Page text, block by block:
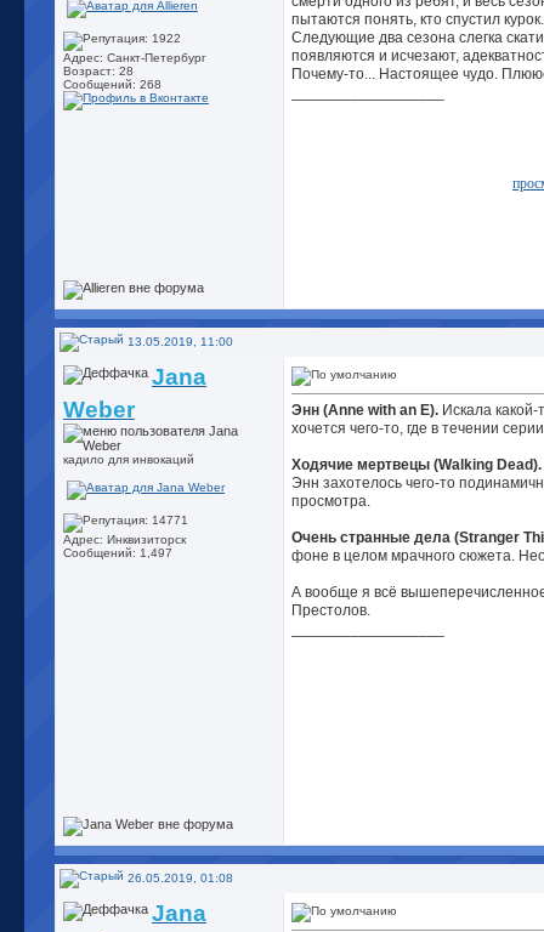
Адрес: Санкт-Петербург
Возраст: 28
Сообщений: 268
пытаются понять, кто спустил
Следующие два сезона слегка
появляются и исчезают,
Почему-то... Настоящее чудо.
13.05.2019, 11:00
Jana
Weber
кадило для инвокаций
Адрес: Инквизиторск
Сообщений: 1,497
Энн (Anne with an E). Искала
хочется чего-то, где в течении
Ходячие мертвецы (Walking Dead).
Энн захотелось чего-то
просмотра.
Очень странные дела (Stranger
фоне в целом мрачного сюжета.
А вообще я всё
Престолов.
26.05.2019, 01:08
Jana